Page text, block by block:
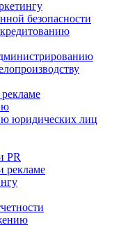
безопасности
юридических лиц
PR
рекламе